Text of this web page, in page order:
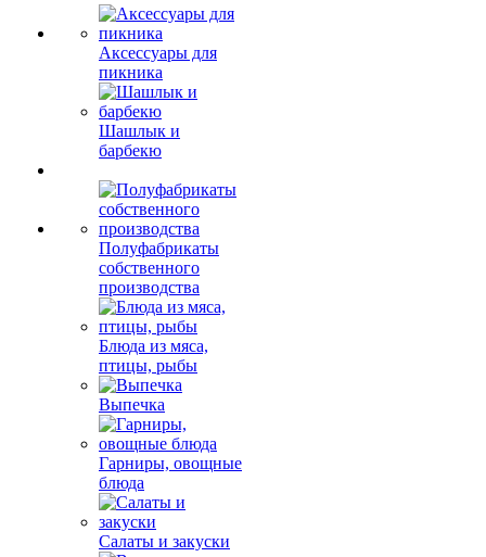
Аксессуары для
пикника
Шашлык и
барбекю
Полуфабрикаты
собственного
производства
Блюда из мяса,
птицы, рыбы
Выпечка
Гарниры, овощные
блюда
Салаты и закуски